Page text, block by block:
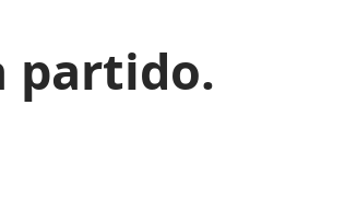
partido.